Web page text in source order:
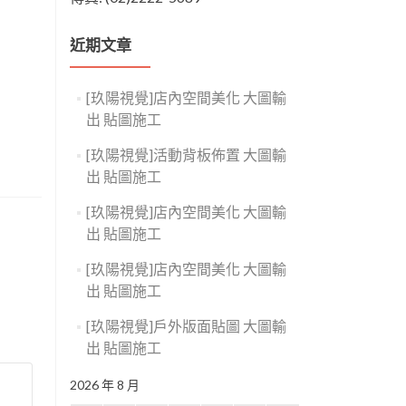
近期文章
[玖陽視覺]店內空間美化 大圖輸
出 貼圖施工
[玖陽視覺]活動背板佈置 大圖輸
出 貼圖施工
[玖陽視覺]店內空間美化 大圖輸
出 貼圖施工
[玖陽視覺]店內空間美化 大圖輸
出 貼圖施工
[玖陽視覺]戶外版面貼圖 大圖輸
出 貼圖施工
2026 年 8 月